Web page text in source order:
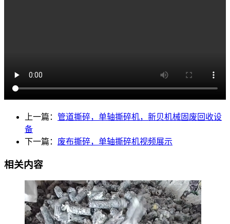
上一篇： 管道撕碎，单轴撕碎机，新贝机械固废回收设
备
下一篇： 废布撕碎，单轴撕碎机视频展示
相关内容